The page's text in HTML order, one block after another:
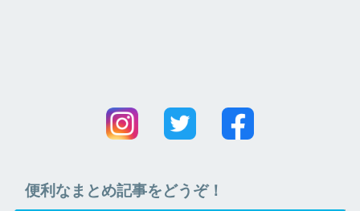
便利なまとめ記事をどうぞ！